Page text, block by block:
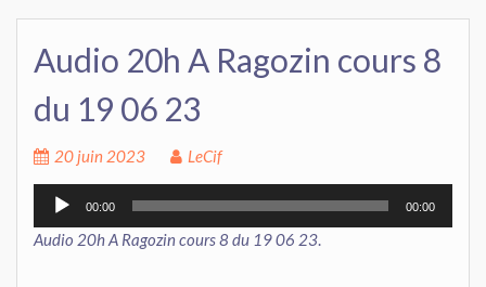
Audio 20h A Ragozin cours 8
du 19 06 23
20 juin 2023
LeCif
Lecteur
audio
00:00 00:00
Audio 20h A Ragozin cours 8 du 19 06 23.